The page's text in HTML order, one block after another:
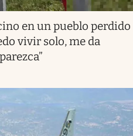
en un pueblo perdido
vivir solo, me da